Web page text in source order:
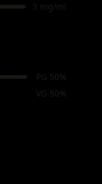
3 mg/ml
PG 50%
VG 50%